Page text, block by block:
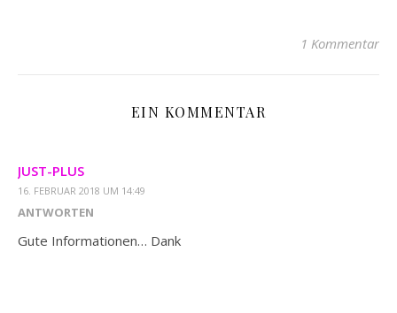
1 Kommentar
EIN KOMMENTAR
JUST-PLUS
16. FEBRUAR 2018 UM 14:49
ANTWORTEN
Gute Informationen… Dank